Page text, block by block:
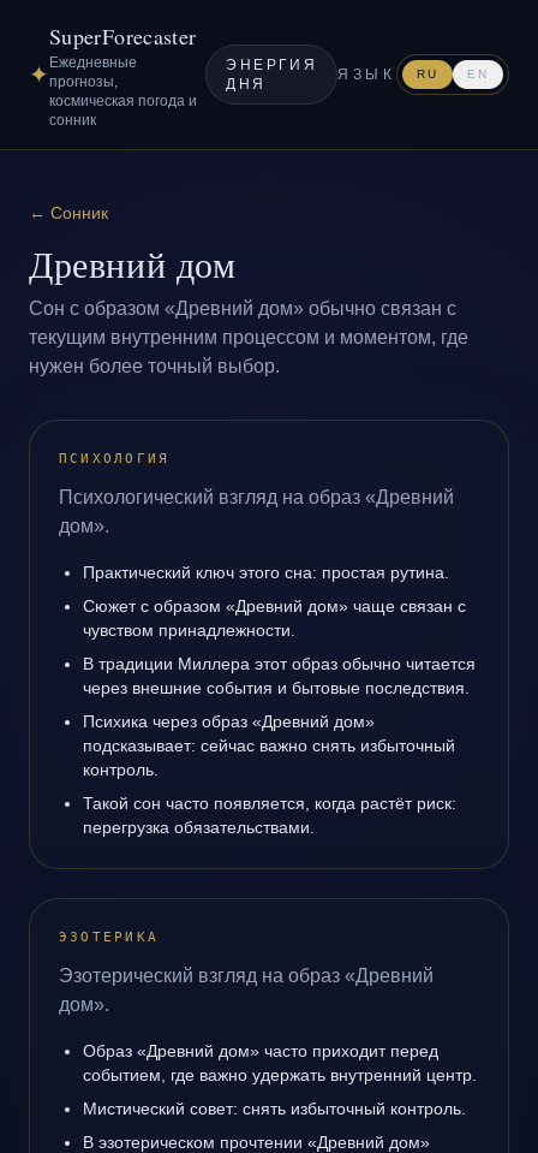
✦
SuperForecaster
Ежедневные
прогнозы,
космическая погода и
сонник
ЭНЕРГИЯ
ДНЯ
ЯЗЫК RU EN
← Сонник
Древний дом
Сон с образом «Древний дом» обычно связан с
текущим внутренним процессом и моментом, где
нужен более точный выбор.
ПСИХОЛОГИЯ
Психологический взгляд на образ «Древний
дом».
Практический ключ этого сна: простая рутина.
Сюжет с образом «Древний дом» чаще связан с
чувством принадлежности.
В традиции Миллера этот образ обычно читается
через внешние события и бытовые последствия.
Психика через образ «Древний дом»
подсказывает: сейчас важно снять избыточный
контроль.
Такой сон часто появляется, когда растёт риск:
перегрузка обязательствами.
ЭЗОТЕРИКА
Эзотерический взгляд на образ «Древний
дом».
Образ «Древний дом» часто приходит перед
событием, где важно удержать внутренний центр.
Мистический совет: снять избыточный контроль.
В эзотерическом прочтении «Древний дом»